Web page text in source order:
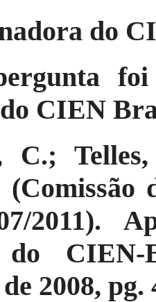
do
CIEN
C.;
2011).
do
2008, pg.